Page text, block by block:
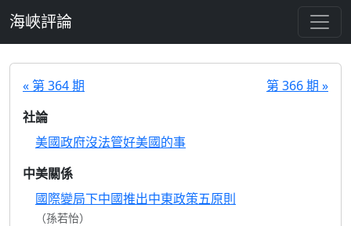
海峽評論
« 第 364 期
第 366 期 »
社論
美國政府沒法管好美國的事
中美關係
國際變局下中國推出中東政策五原則
（孫若怡）